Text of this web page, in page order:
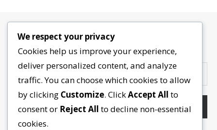
Contactez-nous
We respect your privacy
Cookies help us improve your experience,
deliver personalized content, and analyze
traffic. You can choose which cookies to allow
by clicking Customize. ClickAccept All to
consent or Reject All to decline non-essential
cookies.